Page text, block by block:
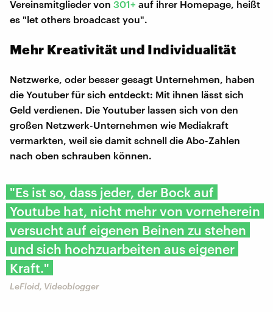
Vereinsmitglieder von 301+ auf ihrer Homepage, heißt
es "let others broadcast you".
Mehr Kreativität und Individualität
Netzwerke, oder besser gesagt Unternehmen, haben
die Youtuber für sich entdeckt: Mit ihnen lässt sich
Geld verdienen. Die Youtuber lassen sich von den
großen Netzwerk-Unternehmen wie Mediakraft
vermarkten, weil sie damit schnell die Abo-Zahlen
nach oben schrauben können.
"Es ist so, dass jeder, der Bock auf
Youtube hat, nicht mehr von vorneherein
versucht auf eigenen Beinen zu stehen
und sich hochzuarbeiten aus eigener
Kraft."
LeFloid, Videoblogger